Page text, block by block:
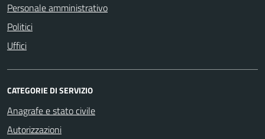
Personale amministrativo
Politici
Uffici
CATEGORIE DI SERVIZIO
Anagrafe e stato civile
Autorizzazioni